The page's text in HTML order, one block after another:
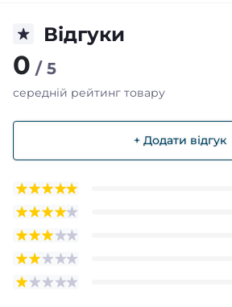
Відгуки
0 / 5
середній рейтинг товару
+ Додати відгук